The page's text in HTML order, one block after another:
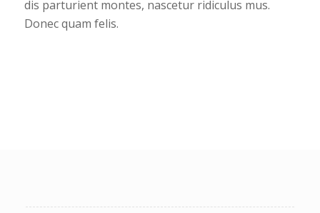
dis parturient montes, nascetur ridiculus mus.
Donec quam felis.